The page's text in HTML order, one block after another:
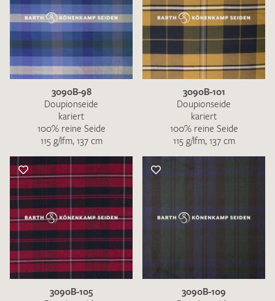
3090B-98
Doupionseide
kariert
100% reine Seide
115 g/lfm, 137 cm
3090B-101
Doupionseide
kariert
100% reine Seide
115 g/lfm, 137 cm
3090B-105
3090B-109